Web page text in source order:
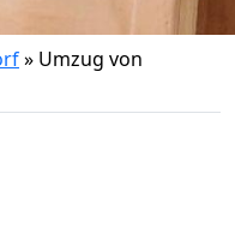
» Umzug von